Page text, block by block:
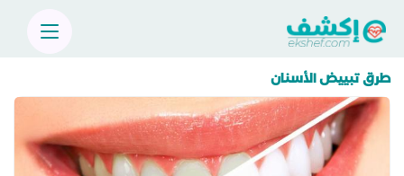
طرق تبييض الأسنان